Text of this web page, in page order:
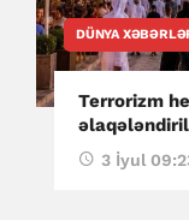
DÜNYA
Terrorizm
3 İyul